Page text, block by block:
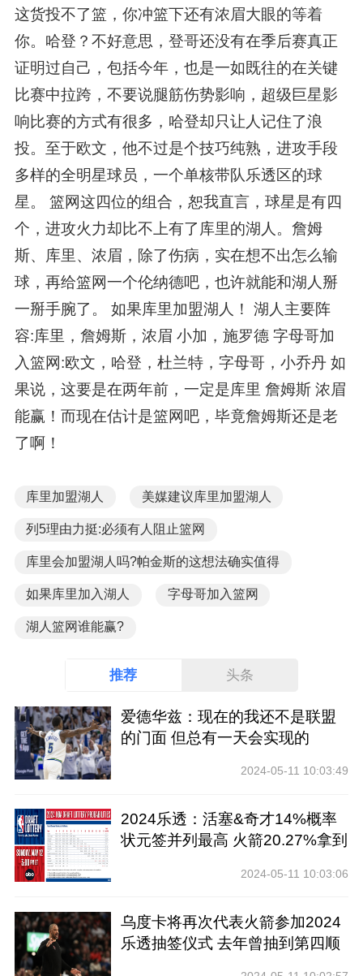
这货投不了篮，你冲篮下还有浓眉大眼的等着
你。哈登？不好意思，登哥还没有在季后赛真正
证明过自己，包括今年，也是一如既往的在关键
比赛中拉跨，不要说腿筋伤势影响，超级巨星影
响比赛的方式有很多，哈登却只让人记住了浪
投。至于欧文，他不过是个技巧纯熟，进攻手段
多样的全明星球员，一个单核带队乐透区的球
星。 篮网这四位的组合，恕我直言，球星是有四
个，进攻火力却比不上有了库里的湖人。詹姆
斯、库里、浓眉，除了伤病，实在想不出怎么输
球，再给篮网一个伦纳德吧，也许就能和湖人掰
一掰手腕了。 如果库里加盟湖人！ 湖人主要阵
容:库里，詹姆斯，浓眉 小加，施罗德 字母哥加
入篮网:欧文，哈登，杜兰特，字母哥，小乔丹 如
果说，这要是在两年前，一定是库里 詹姆斯 浓眉
能赢！而现在估计是篮网吧，毕竟詹姆斯还是老
了啊！
库里加盟湖人 美媒建议库里加盟湖人
列5理由力挺:必须有人阻止篮网
库里会加盟湖人吗?帕金斯的这想法确实值得
如果库里加入湖人 字母哥加入篮网
湖人篮网谁能赢?
推荐 头条
爱德华兹：现在的我还不是联盟
的门面 但总有一天会实现的
2024-05-11 10:03:49
2024乐透：活塞&奇才14%概率
状元签并列最高 火箭20.27%拿到
2024-05-11 10:03:06
乌度卡将再次代表火箭参加2024
乐透抽签仪式 去年曾抽到第四顺